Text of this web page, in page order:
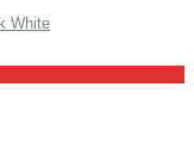
White